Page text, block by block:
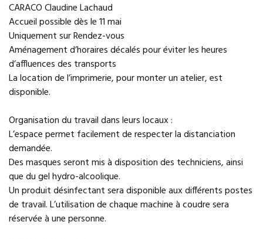
CARACO Claudine Lachaud
Accueil possible dès le 11 mai
Uniquement sur Rendez-vous
Aménagement d’horaires décalés pour éviter les heures
d’affluences des transports
La location de l’imprimerie, pour monter un atelier, est
disponible.
Organisation du travail dans leurs locaux :
L’espace permet facilement de respecter la distanciation
demandée.
Des masques seront mis à disposition des techniciens, ainsi
que du gel hydro-alcoolique.
Un produit désinfectant sera disponible aux différents postes
de travail. L’utilisation de chaque machine à coudre sera
réservée à une personne.